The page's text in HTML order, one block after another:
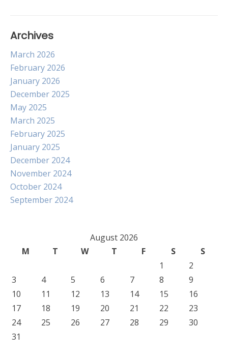
Archives
March 2026
February 2026
January 2026
December 2025
May 2025
March 2025
February 2025
January 2025
December 2024
November 2024
October 2024
September 2024
August 2026
M
T W T F S
S
1
2
3
4 5 6 7 8
9
10
11 12 13 14 15
16
17
18 19 20 21 22
23
24
25 26 27 28 29
30
31